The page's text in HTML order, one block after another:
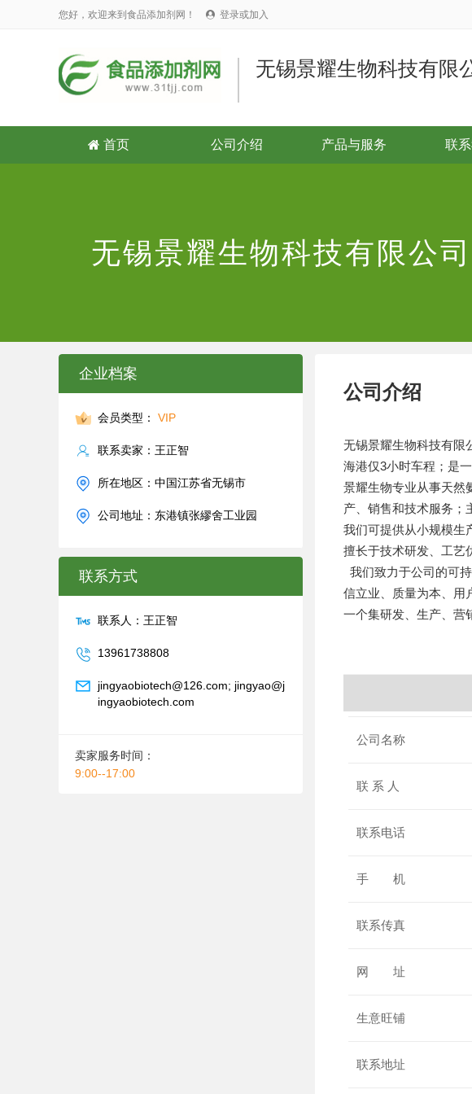
您好，欢迎来到食品添加剂网！  登录或加入
无锡景耀生物科技有限
 首页 公司介绍 产品与服务 联
无锡景耀生物科技有限公司
企业档案
会员类型： VIP
联系卖家：王正智
所在地区：中国江苏省无锡市
公司地址：东港镇张繆舍工业园
联系方式
联系人：王正智
13961738808
jingyaobiotech@126.com; jingyao@j
ingyaobiotech.com
卖家服务时间：
9:00--17:00
公司介绍
无锡景耀生物科技有限
海港仅3小时车程； 是
景耀生物专业从事天然
产、销售和技术服务；
我们可提供从小规模生
擅长于技术研发、工艺
我们致力于公司的可
信立业、质量为本、用
一个集研发、生产、营
公司名称
联 系 人
联系电话
手 机
联系传真
网 址
生意旺铺
联系地址